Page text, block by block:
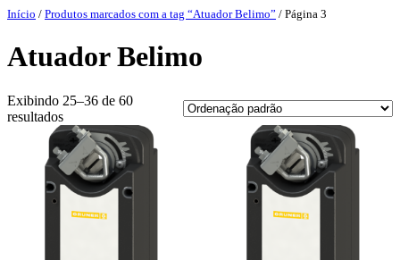
Pular
conteúdo
Início / Produtos marcados com a tag “Atuador Belimo” / Página 3
Atuador Belimo
Exibindo 25–36 de 60
resultados